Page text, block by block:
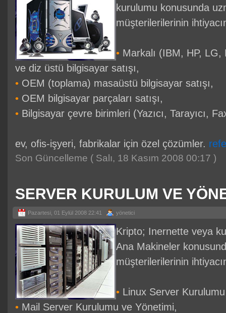
kurulumu konusunda
müşterilerilerinin
• Markalı (IBM, HP,
ve diz üstü bilgisayar satışı,
• OEM (toplama) masaüstü bilgisayar satışı,
• OEM bilgisayar parçaları satışı,
• Bilgisayar çevre birimleri (Yazıcı, Tarayıcı,
ev, ofis-işyeri, fabrikalar için özel çözümler.
Son Güncelleme ( Salı, 18 Kasım 2008 00:17 )
SERVER KURULUM VE
Pazartesi, 01 Eylül 2008 22:41 yönetici
Kripto; Inernette veya
Ana Makineler
müşterilerilerinin
• Linux Server
• Mail Server Kurulumu ve Yönetimi,